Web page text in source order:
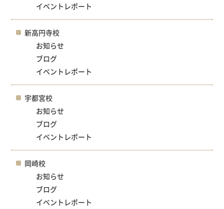
イベントレポート
新高円寺校
お知らせ
ブログ
イベントレポート
宇都宮校
お知らせ
ブログ
イベントレポート
岡崎校
お知らせ
ブログ
イベントレポート